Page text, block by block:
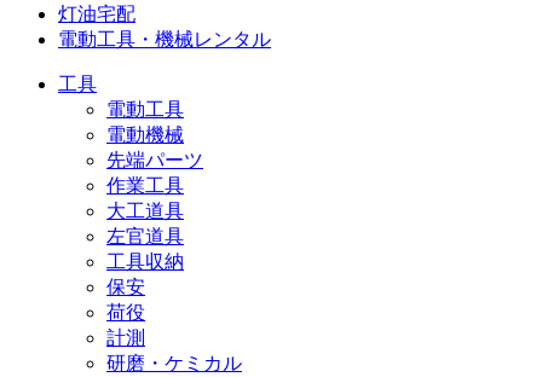
灯油宅配
電動工具・機械レンタル
工具
電動工具
電動機械
先端パーツ
作業工具
大工道具
左官道具
工具収納
保安
荷役
計測
研磨・ケミカル